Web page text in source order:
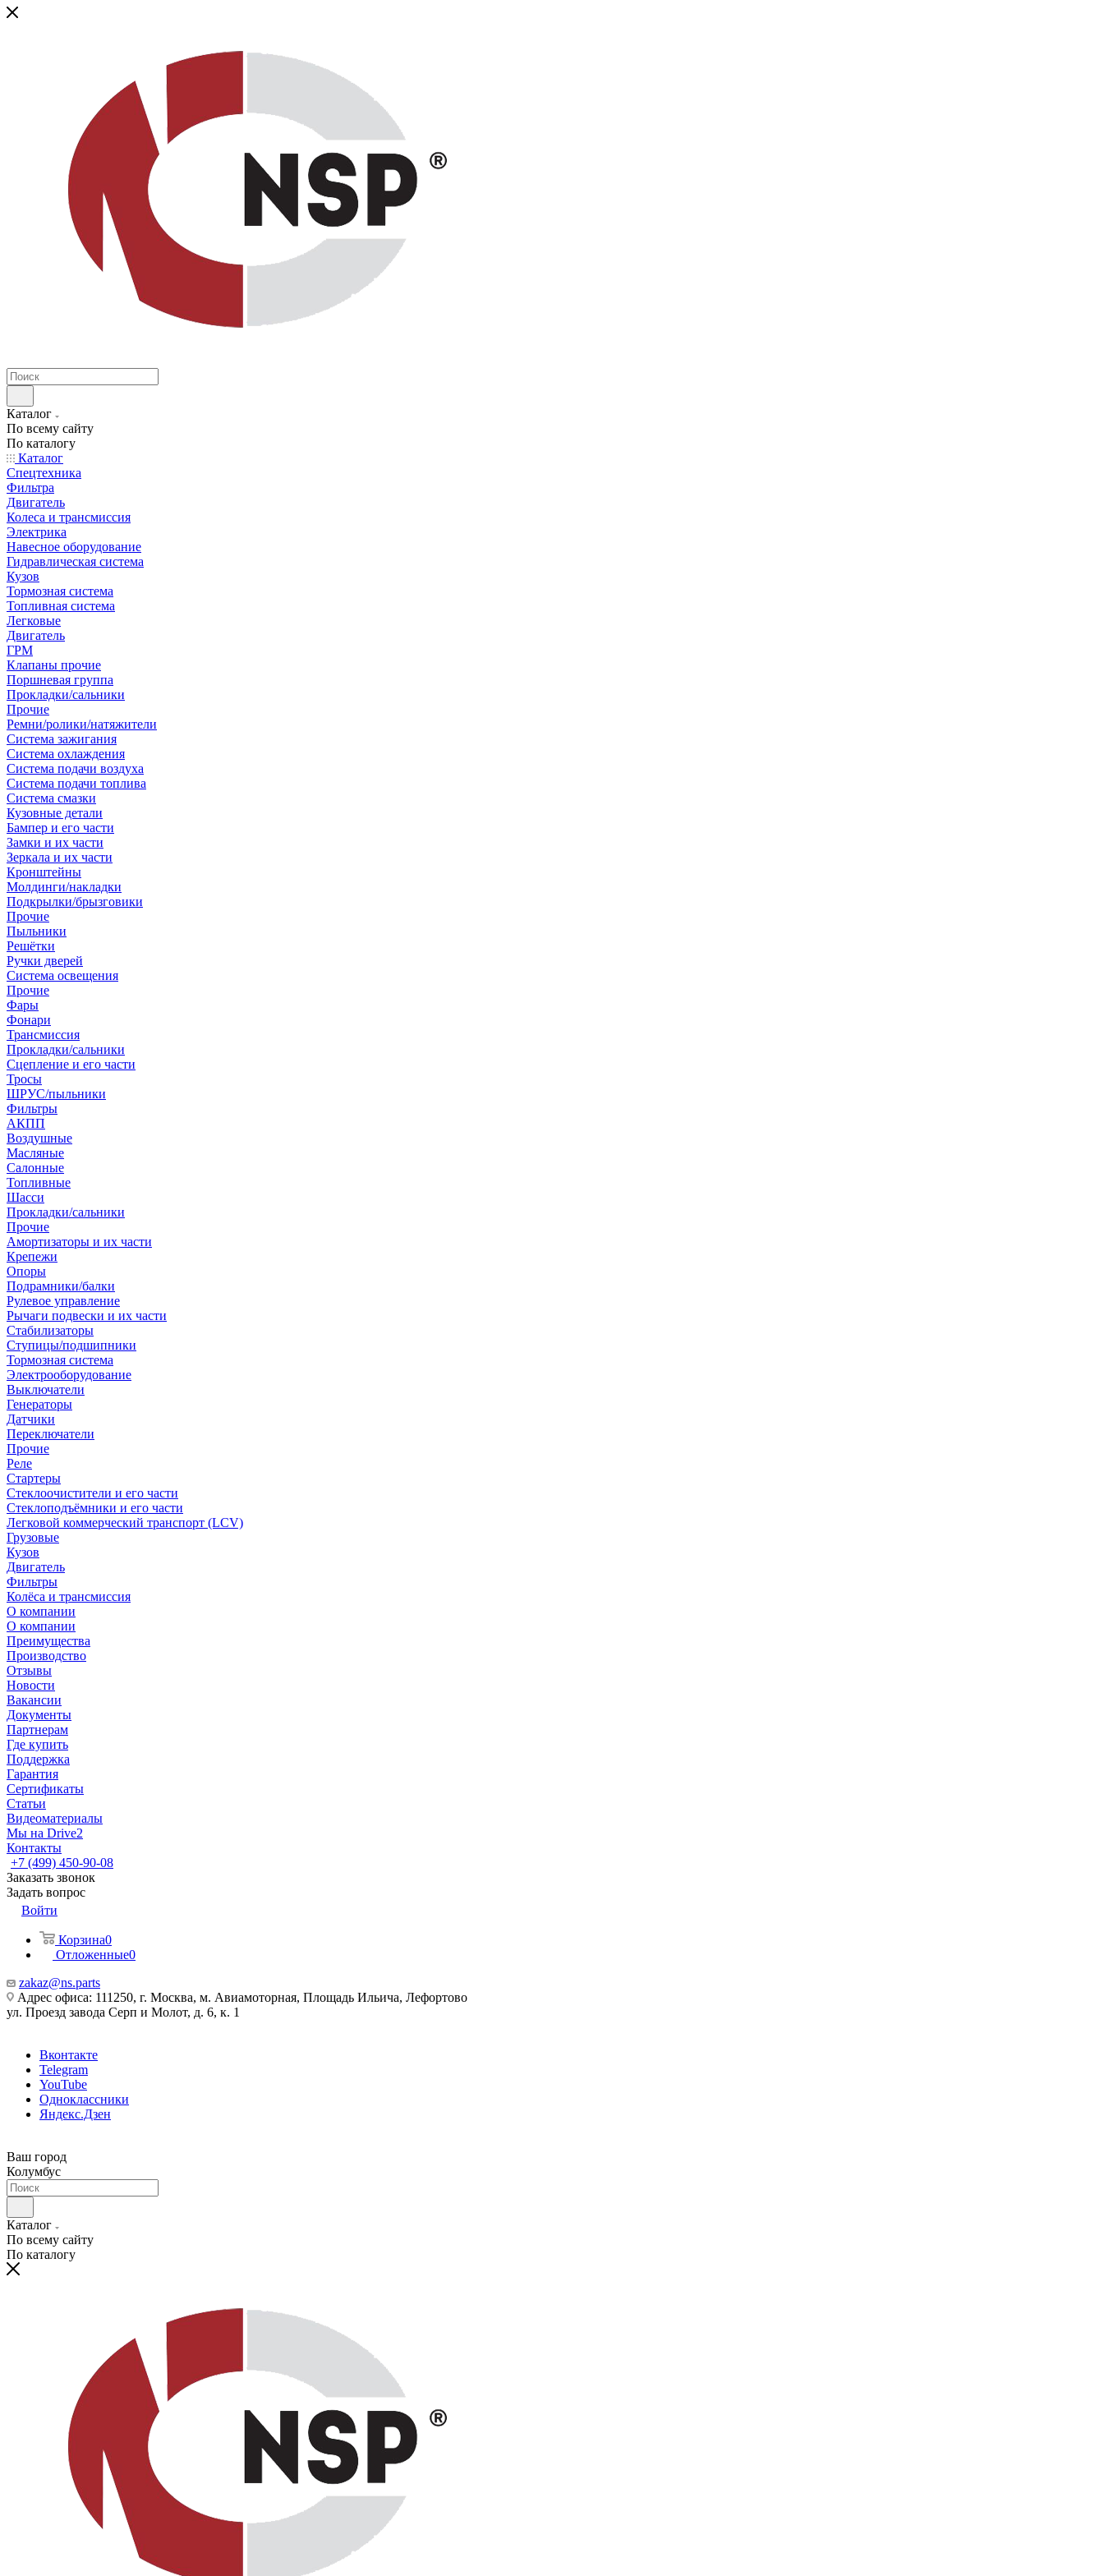
Каталог
По всему сайту
По каталогу
Каталог
Спецтехника
Фильтра
Двигатель
Колеса и трансмиссия
Электрика
Навесное оборудование
Гидравлическая система
Кузов
Тормозная система
Топливная система
Легковые
Двигатель
ГРМ
Клапаны прочие
Поршневая группа
Прокладки/сальники
Прочие
Ремни/ролики/натяжители
Система зажигания
Система охлаждения
Система подачи воздуха
Система подачи топлива
Система смазки
Кузовные детали
Бампер и его части
Замки и их части
Зеркала и их части
Кронштейны
Молдинги/накладки
Подкрылки/брызговики
Прочие
Пыльники
Решётки
Ручки дверей
Система освещения
Прочие
Фары
Фонари
Трансмиссия
Прокладки/сальники
Сцепление и его части
Тросы
ШРУС/пыльники
Фильтры
АКПП
Воздушные
Масляные
Салонные
Топливные
Шасси
Прокладки/сальники
Прочие
Амортизаторы и их части
Крепежи
Опоры
Подрамники/балки
Рулевое управление
Рычаги подвески и их части
Стабилизаторы
Ступицы/подшипники
Тормозная система
Электрооборудование
Выключатели
Генераторы
Датчики
Переключатели
Прочие
Реле
Стартеры
Стеклоочистители и его части
Стеклоподъёмники и его части
Легковой коммерческий транспорт (LCV)
Грузовые
Кузов
Двигатель
Фильтры
Колёса и трансмиссия
О компании
О компании
Преимущества
Производство
Отзывы
Новости
Вакансии
Документы
Партнерам
Где купить
Поддержка
Гарантия
Сертификаты
Статьи
Видеоматериалы
Мы на Drive2
Контакты
+7 (499) 450-90-08
Заказать звонок
Задать вопрос
Войти
Корзина0
Отложенные0
zakaz@ns.parts
Адрес офиса: 111250, г. Москва, м. Авиамоторная, Площадь Ильича, Лефортово
ул. Проезд завода Серп и Молот, д. 6, к. 1
Вконтакте
Telegram
YouTube
Одноклассники
Яндекс.Дзен
Ваш город
Колумбус
Каталог
По всему сайту
По каталогу